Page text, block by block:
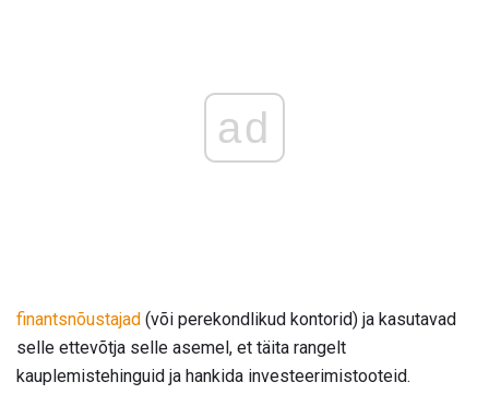
ad
finantsnõustajad (või perekondlikud kontorid) ja kasutavad
selle ettevõtja selle asemel, et täita rangelt
kauplemistehinguid ja hankida investeerimistooteid.